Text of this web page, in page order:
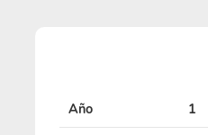
Año 1